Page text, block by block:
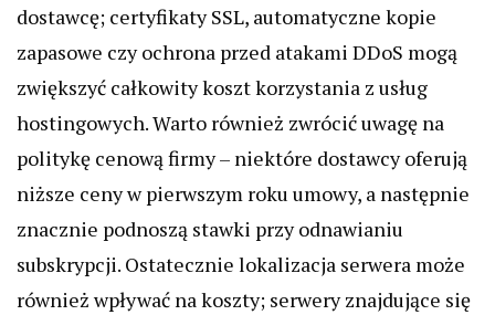
dostawcę; certyfikaty SSL, automatyczne kopie
zapasowe czy ochrona przed atakami DDoS mogą
zwiększyć całkowity koszt korzystania z usług
hostingowych. Warto również zwrócić uwagę na
politykę cenową firmy – niektóre dostawcy oferują
niższe ceny w pierwszym roku umowy, a następnie
znacznie podnoszą stawki przy odnawianiu
subskrypcji. Ostatecznie lokalizacja serwera może
również wpływać na koszty; serwery znajdujące się